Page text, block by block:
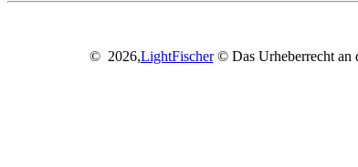
© 2026,LightFischer© Das Urheberrecht an